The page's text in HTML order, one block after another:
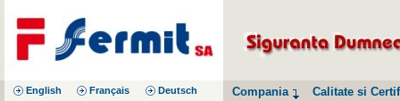
English Français Deutsch Compania Calitate si